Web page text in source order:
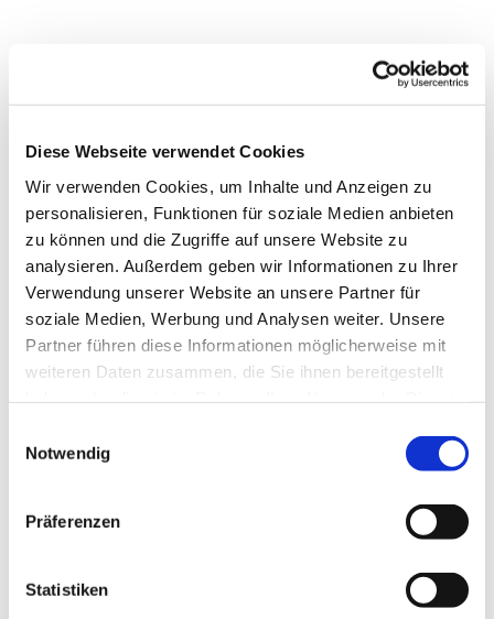
Diese Webseite verwendet Cookies
Wir verwenden Cookies, um Inhalte und Anzeigen zu
personalisieren, Funktionen für soziale Medien anbieten
zu können und die Zugriffe auf unsere Website zu
analysieren. Außerdem geben wir Informationen zu Ihrer
Verwendung unserer Website an unsere Partner für
soziale Medien, Werbung und Analysen weiter. Unsere
Partner führen diese Informationen möglicherweise mit
weiteren Daten zusammen, die Sie ihnen bereitgestellt
Notwendig
Präferenzen
Statistiken
Dies könnte Sie auch
interessieren